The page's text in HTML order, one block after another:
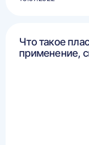
Что такое
применение,